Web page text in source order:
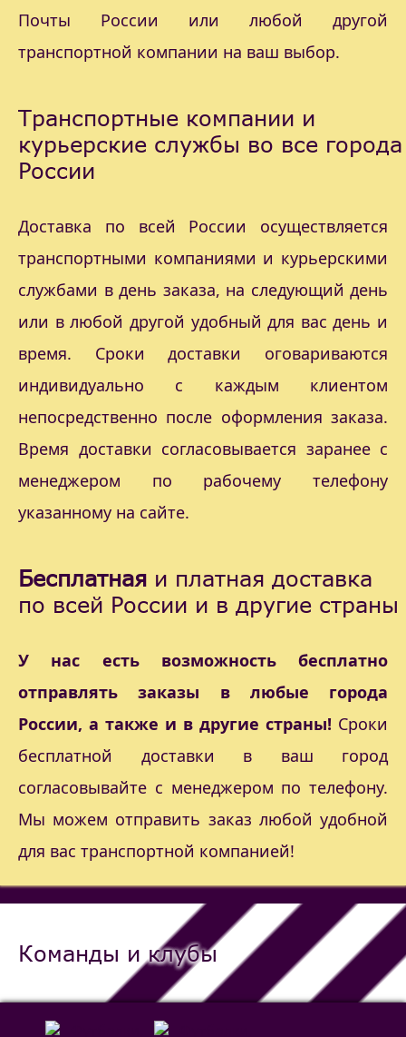
Почты России или любой другой
транспортной компании на ваш выбор.
Транспортные компании и
курьерские службы во все города
России
Доставка по всей России осуществляется
транспортными компаниями и курьерскими
службами в день заказа, на следующий день
или в любой другой удобный для вас день и
время. Сроки доставки оговариваются
индивидуально с каждым клиентом
непосредственно после оформления заказа.
Время доставки согласовывается заранее с
менеджером по рабочему телефону
указанному на сайте.
Бесплатная и платная доставка
по всей России и в другие страны
У нас есть возможность бесплатно
отправлять заказы в любые города
России, а также и в другие страны! Сроки
бесплатной доставки в ваш город
согласовывайте с менеджером по телефону.
Мы можем отправить заказ любой удобной
для вас транспортной компанией!
Команды и клубы